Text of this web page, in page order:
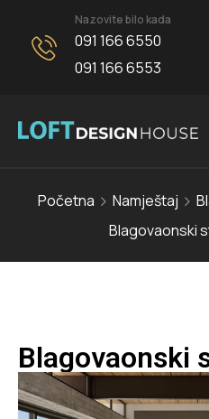
Nazovite bilo kada
091 166 6550
091 166 6553
Početna Namještaj
Blagovaonski
Blagovaonski